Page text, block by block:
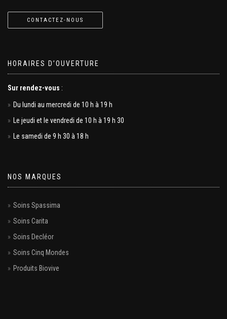
CONTACTEZ-NOUS
HORAIRES D’OUVERTURE
Sur rendez-vous :
Du lundi au mercredi de 10 h à 19 h
Le jeudi et le vendredi de 10 h à 19 h 30
Le samedi de 9 h 30 à 18 h
NOS MARQUES
Soins Spassima
Soins Carita
Soins Decléor
Soins Cinq Mondes
Produits Biovive